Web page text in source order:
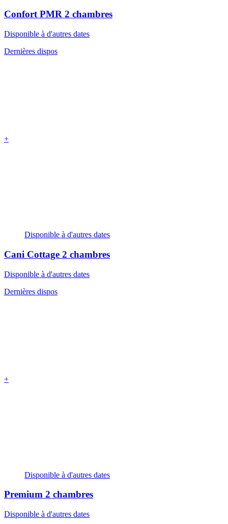
Confort PMR 2 chambres
Disponible à d'autres dates
Dernières dispos
+
Disponible à d'autres dates
Cani Cottage 2 chambres
Disponible à d'autres dates
Dernières dispos
+
Disponible à d'autres dates
Premium 2 chambres
Disponible à d'autres dates